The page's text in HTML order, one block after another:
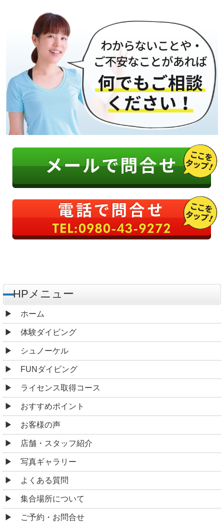
HPメニュー
ホーム
体験ダイビング
シュノーケル
FUNダイビング
ライセンス取得コース
おすすめポイント
お客様の声
店舗・スタッフ紹介
写真ギャラリー
よくある質問
集合場所について
ご予約・お問合せ